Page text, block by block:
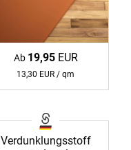
Ab 19,95EUR
13,30 EUR / qm
Verdunklungsstoff